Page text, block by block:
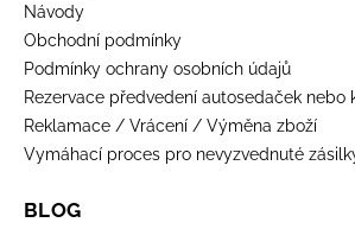
Návody
Obchodní podmínky
Podmínky ochrany osobních údajů
Rezervace předvedení autosedaček nebo
Reklamace / Vrácení / Výměna zboží
Vymáhací proces pro nevyzvednuté
BLOG